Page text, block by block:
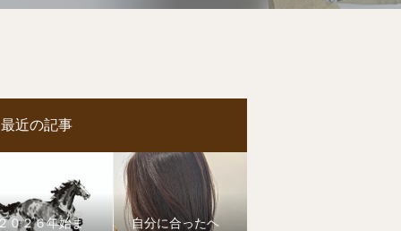
最近の記事
０２６年始ま 自分に合ったヘ